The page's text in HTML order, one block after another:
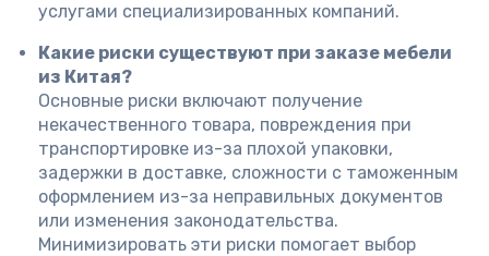
услугами специализированных компаний.
Какие риски существуют при заказе мебели
из Китая?
Основные риски включают получение
некачественного товара, повреждения при
транспортировке из-за плохой упаковки,
задержки в доставке, сложности с таможенным
оформлением из-за неправильных документов
или изменения законодательства.
Минимизировать эти риски помогает выбор